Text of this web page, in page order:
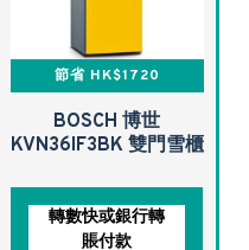
節省 HK$1720
BOSCH 博世
KVN36IF3BK 雙門雪櫃
轉數快或銀行轉
賬付款